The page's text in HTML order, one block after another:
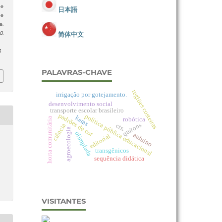
,
日本語
简体中文
PALAVRAS-CHAVE
editorial
olimpíadapolítica pública educacional
transporte escolar brasileiro
padrões de cor quítons
regiões costeiras
robótica
keras
desenvolvimento social
irrigação por gotejamento.
sequência didática
transgênicos
cts.
horta comunitária agroecologia
ciência arduino
VISITANTES